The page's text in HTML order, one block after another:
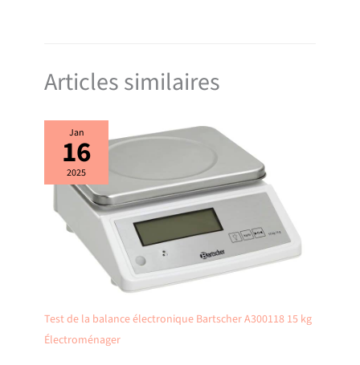
Articles similaires
Jan
16
2025
Test de la balance électronique Bartscher A300118 15 kg
Électroménager